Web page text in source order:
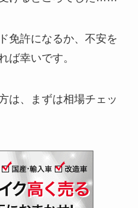
免許になるか、不安を
ば幸いです。
は、まずは相場チェッ